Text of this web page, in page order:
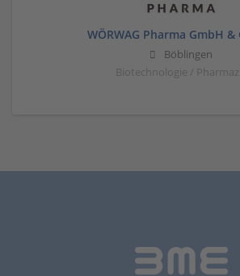
WÖRWAG Pharma GmbH &
Böblingen
Biotechnologie /